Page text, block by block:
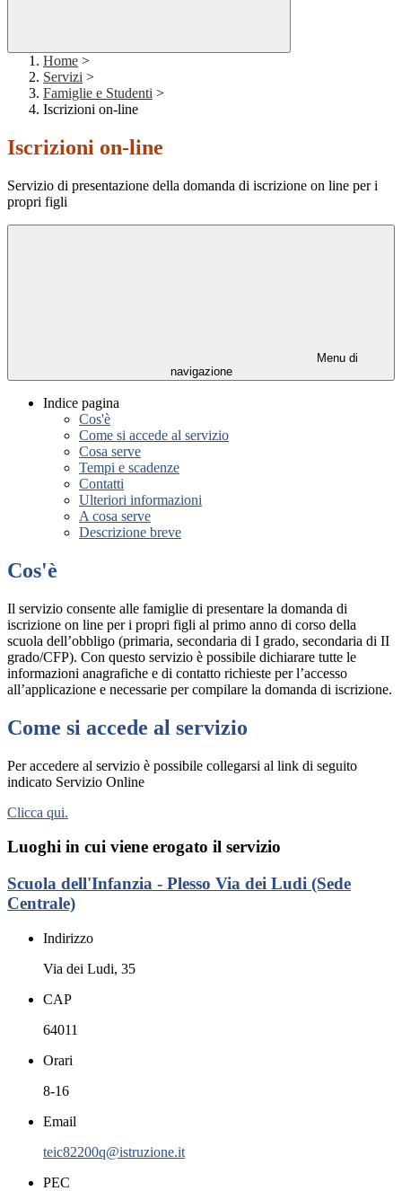
Home >
Servizi >
Famiglie e Studenti >
Iscrizioni on-line
Iscrizioni on-line
Servizio di presentazione della domanda di iscrizione on line per i
propri figli
Menu di
navigazione
Indice pagina
Cos'è
Come si accede al servizio
Cosa serve
Tempi e scadenze
Contatti
Ulteriori informazioni
A cosa serve
Descrizione breve
Cos'è
Il servizio consente alle famiglie di presentare la domanda di
iscrizione on line per i propri figli al primo anno di corso della
scuola dell’obbligo (primaria, secondaria di I grado, secondaria di II
grado/CFP). Con questo servizio è possibile dichiarare tutte le
informazioni anagrafiche e di contatto richieste per l’accesso
all’applicazione e necessarie per compilare la domanda di iscrizione.
Come si accede al servizio
Per accedere al servizio è possibile collegarsi al link di seguito
indicato Servizio Online
Clicca qui.
Luoghi in cui viene erogato il servizio
Scuola dell'Infanzia - Plesso Via dei Ludi (Sede
Centrale)
Indirizzo
Via dei Ludi, 35
CAP
64011
Orari
8-16
Email
teic82200q@istruzione.it
PEC